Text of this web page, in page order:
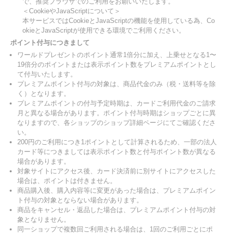
＜CookieやJavaScriptについて＞
本サービスではCookieとJavaScriptの機能を使用している為、Co
okieとJavaScriptが使用できる環境でご利用ください。
ポイント付与につきまして
ワールドプレゼントのポイント通常1倍分に加え、上乗せとなる1〜
19倍分のポイントまたは表示ポイント数をプレミアムポイントとし
て付与いたします。
プレミアムポイント付与の対象は、商品代金のみ（税・送料等を除
く）となります。
プレミアムポイントの付与予定時期は、カードご利用代金のご請求
月と異なる場合があります。ポイント付与時期はショップごとに異
なりますので、各ショップのショップ詳細ページにてご確認くださ
い。
200円のご利用につき1ポイントとして計算されるため、一部の法人
カード等につきましては表示ポイント数と付与ポイント数が異なる
場合があります。
対象サイトにアクセス後、カード決済前に別サイトにアクセスした
場合は、ポイントは付きません。
商品購入後、購入内容等に変更があった場合は、プレミアムポイン
ト付与の対象とならない場合があります。
商品をキャンセル・返品した場合は、プレミアムポイント付与の対
象となりません。
同一ショップで複数回ご利用される場合は、1回のご利用ごとにポ